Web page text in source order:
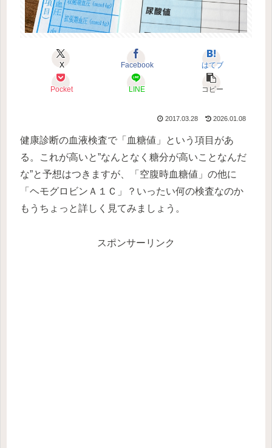
X Facebook はてブ
Pocket LINE コピー
2017.03.28 2026.01.08
健康診断の血液検査で「血糖値」という項目があ
る。これが高いと”なんとなく糖分が高いことなんだ
な”と予想はつきますが、「空腹時血糖値」の他に
「ヘモグロビンＡ１Ｃ」？いったい何の検査なのか
もうちょっと詳しく見てみましょう。
スポンサーリンク